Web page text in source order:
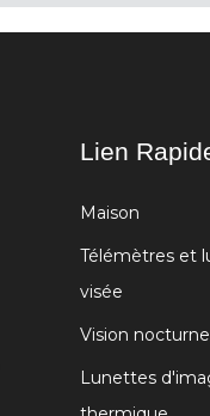
Lien
Maison
Télémètres et
visée
Vision nocturne
Lunettes